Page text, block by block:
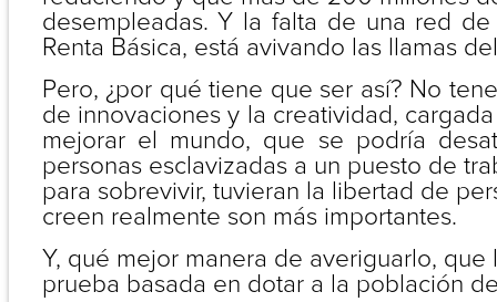
desempleadas. Y la falta de una red
Renta Básica, está avivando las llamas
Pero, ¿por qué tiene que ser así? No
de innovaciones y la creatividad,
mejorar el mundo, que se podría
personas esclavizadas a un puesto de
para sobrevivir, tuvieran la libertad de
creen realmente son más importantes.
Y, qué mejor manera de averiguarlo,
prueba basada en dotar a la población